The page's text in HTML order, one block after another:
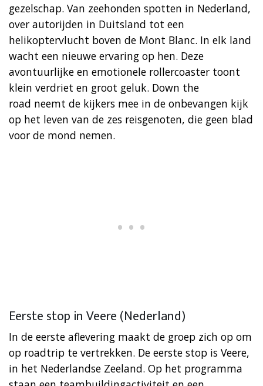
gezelschap. Van zeehonden spotten in Nederland,
over autorijden in Duitsland tot een
helikoptervlucht boven de Mont Blanc. In elk land
wacht een nieuwe ervaring op hen. Deze
avontuurlijke en emotionele rollercoaster toont
klein verdriet en groot geluk. Down the
road neemt de kijkers mee in de onbevangen kijk
op het leven van de zes reisgenoten, die geen blad
voor de mond nemen.
Eerste stop in Veere (Nederland)
In de eerste aflevering maakt de groep zich op om
op roadtrip te vertrekken. De eerste stop is Veere,
in het Nederlandse Zeeland. Op het programma